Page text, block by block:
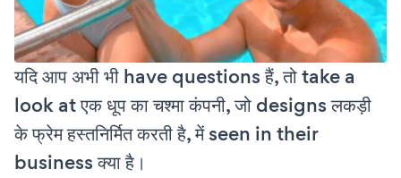
यदि आप अभी भी have questions हैं, तो take a
look at एक धूप का चश्मा कंपनी, जो designs लकड़ी
के फ्रेम हस्तनिर्मित करती है, में seen in their
business क्या है।